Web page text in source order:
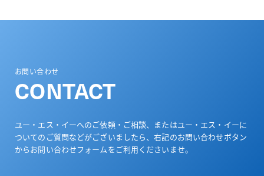
お問い合わせ
CONTACT
ユー・エス・イーへのご依頼・ご相談、またはユー・エス・イーに
ついてのご質問などがございましたら、右記のお問い合わせボタン
からお問い合わせフォームをご利用くださいませ。